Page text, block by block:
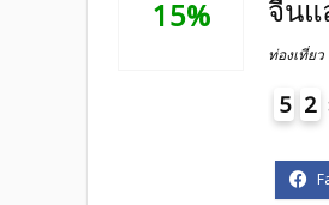
15%
จีนแ
ท่องเที่ยว
5 2